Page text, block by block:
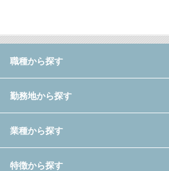
職種から探す
勤務地から探す
業種から探す
特徴から探す